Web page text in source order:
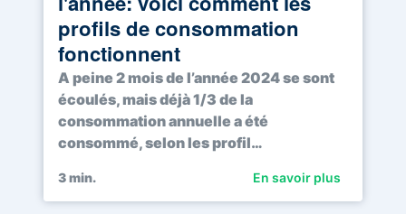
profils de consommation
fonctionnent
A peine 2 mois de l’année 2024 se sont
écoulés, mais déjà 1/3 de la
consommation annuelle a été
consommé, selon les profil…
3min. En savoir plus